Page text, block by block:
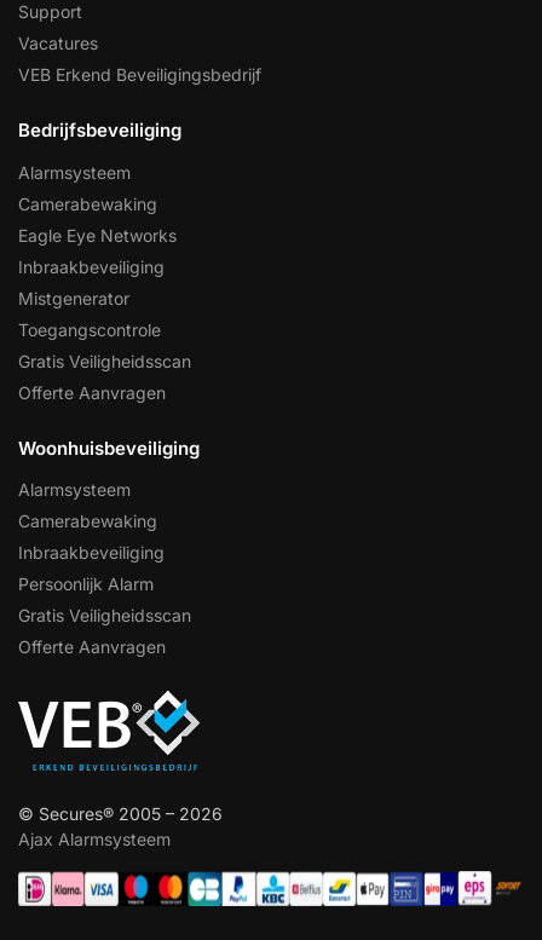
Support
Vacatures
VEB Erkend Beveiligingsbedrijf
Bedrijfsbeveiliging
Alarmsysteem
Camerabewaking
Eagle Eye Networks
Inbraakbeveiliging
Mistgenerator
Toegangscontrole
Gratis Veiligheidsscan
Offerte Aanvragen
Woonhuisbeveiliging
Alarmsysteem
Camerabewaking
Inbraakbeveiliging
Persoonlijk Alarm
Gratis Veiligheidsscan
Offerte Aanvragen
© Secures® 2005 – 2026
Ajax Alarmsysteem